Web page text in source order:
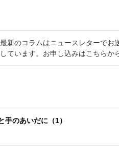
最新のコラムはニュースレターでお
しています。お申し込みはこちらか
のあいだに（1）